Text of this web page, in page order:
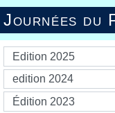
Journées du